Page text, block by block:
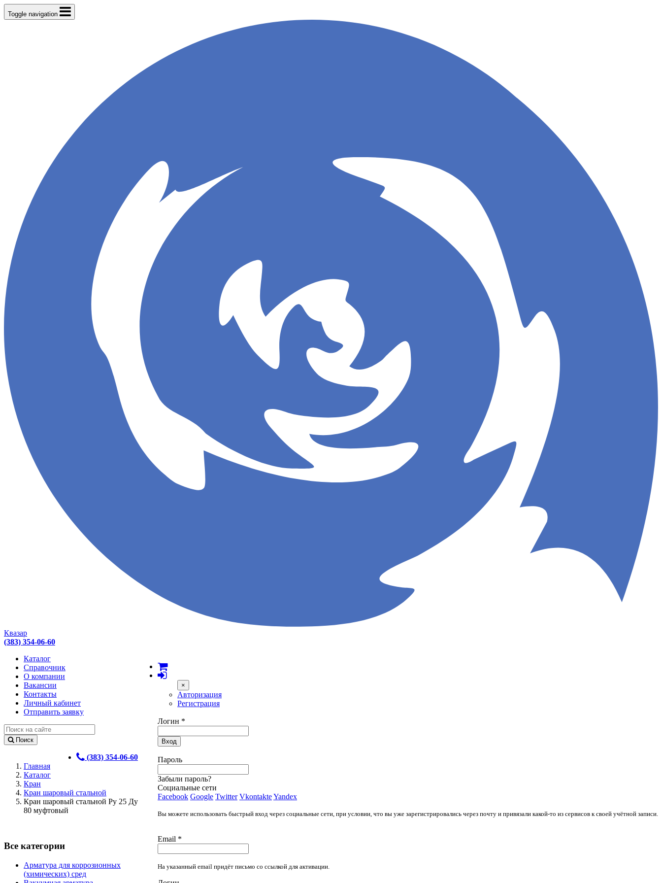
Toggle navigation
Квазар
(383) 354-06-60
×
Авторизация
Регистрация
Логин *
Вход
Пароль
Забыли пароль?
Социальные сети
Facebook Google Twitter VkontakteYandex
Вы можете использовать быстрый вход через социальные сети, при условии, что вы уже зарегистрировались через почту и привязали какой-то из сервисов к своей учётной записи.
Email *
На указанный email придёт письмо со ссылкой для активации.
Каталог
Справочник
О компании
Вакансии
Контакты
Личный кабинет
Отправить заявку
Поиск
(383) 354-06-60
Главная
Каталог
Кран
Кран шаровый стальной
Кран шаровый стальной Ру 25 Ду
80 муфтовый
Все категории
Арматура для коррозионных
(химических) сред